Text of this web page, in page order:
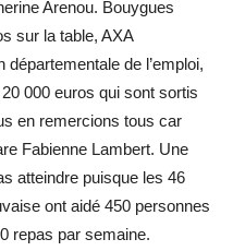
Arenou. Bouygues
sur la table, AXA
de l’emploi,
000 euros qui sont sortis
en remercions tous car
Fabienne Lambert. Une
atteindre puisque les 46
ont aidé 450 personnes
repas par semaine.